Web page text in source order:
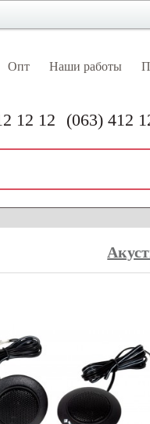
Опт Наши работы
12 12 (063) 412
ОБОРУДОВАНИЕ
ТОНИРОВАНИЕ /